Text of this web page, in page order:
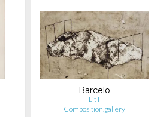
Barcelo
Lit I
Composition.gallery